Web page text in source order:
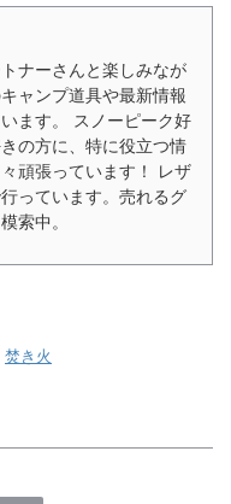
ナーさんと楽しみなが
ャンプ道具や最新情報
ます。 スノーピーク好
の方に、特に役立つ情
頑張っています！ レザ
っています。売れるグ
索中。
焚き火